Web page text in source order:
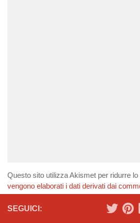
Questo sito utilizza Akismet per ridurre lo
vengono elaborati i dati derivati dai
SEGUICI: